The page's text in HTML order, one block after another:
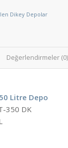
Dikey Depolar
Değerlendirmeler (0)
Litre Depo
350 DK